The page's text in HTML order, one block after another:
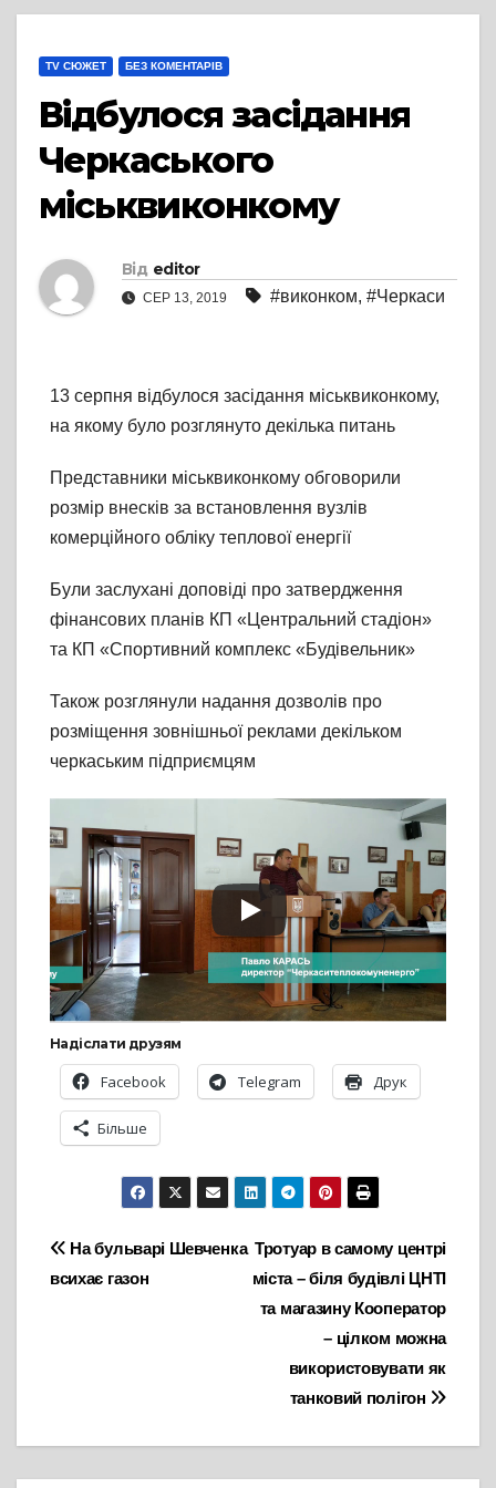
TV СЮЖЕТ БЕЗ КОМЕНТАРІВ
Відбулося засідання
Черкаського
міськвиконкому
Від editor
СЕР 13, 2019 #виконком, #Черкаси
13 серпня відбулося засідання міськвиконкому,
на якому було розглянуто декілька питань
Представники міськвиконкому обговорили
розмір внесків за встановлення вузлів
комерційного обліку теплової енергії
Були заслухані доповіді про затвердження
фінансових планів КП «Центральний стадіон»
та КП «Спортивний комплекс «Будівельник»
Також розглянули надання дозволів про
розміщення зовнішньої реклами декільком
черкаським підприємцям
Надіслати друзям
Facebook Telegram Друк
Більше
Навігація
Тротуар в самому центрі
міста – біля будівлі ЦНТІ
та магазину Кооператор
– цілком можна
використовувати як
танковий полігон
На бульварі Шевченка
всихає газон